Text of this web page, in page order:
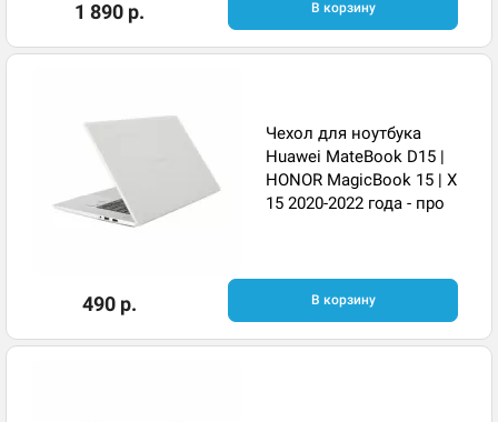
1 890 р. В корзину
Чехол для ноутбука
Huawei MateBook D15 |
HONOR MagicBook 15 | X
15 2020-2022 года - про
490 р. В корзину